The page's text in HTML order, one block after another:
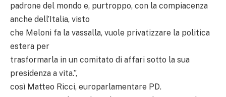
padrone del mondo e, purtroppo, con la compiacenza
anche dell’Italia, visto
che Meloni fa la vassalla, vuole privatizzare la politica
estera per
trasformarla in un comitato di affari sotto la sua
presidenza a vita.”,
così Matteo Ricci, europarlamentare PD.